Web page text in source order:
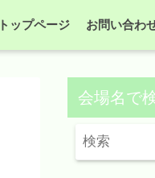
トップページ お問い合わ
会場名で